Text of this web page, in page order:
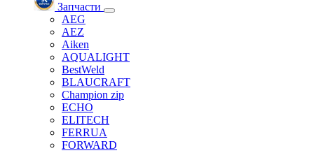
Запчасти
AEG
AEZ
Aiken
AQUALIGHT
BestWeld
BLAUCRAFT
Champion zip
ECHO
ELITECH
FERRUA
FORWARD